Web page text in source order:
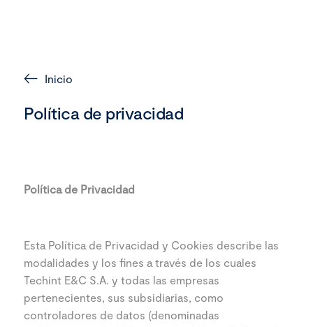
Inicio
Política de privacidad
Política de Privacidad
Esta Política de Privacidad y Cookies describe las
modalidades y los fines a través de los cuales
Techint E&C S.A. y todas las empresas
pertenecientes, sus subsidiarias, como
controladores de datos (denominadas